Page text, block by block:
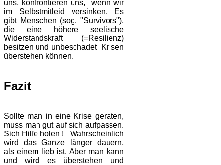
uns, konfrontieren uns, wenn wir
im Selbstmitleid versinken. Es
gibt Menschen (sog. "Survivors"),
die eine höhere seelische
Widerstandskraft (=Resilienz)
besitzen und unbeschadet Krisen
überstehen können.
Fazit
Sollte man in eine Krise geraten,
muss man gut auf sich aufpassen.
Sich Hilfe holen ! Wahrscheinlich
wird das Ganze länger dauern,
als einem lieb ist. Aber man kann
und wird es überstehen und